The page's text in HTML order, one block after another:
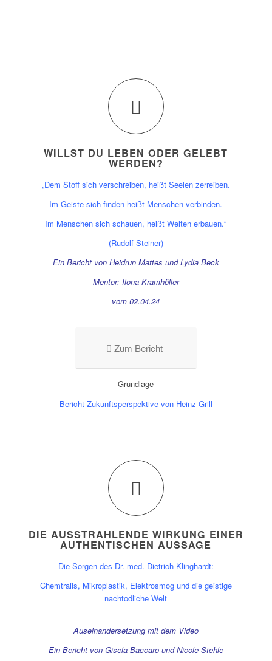
WILLST DU LEBEN ODER GELEBT
WERDEN?
„Dem Stoff sich verschreiben, heißt Seelen zerreiben.
Im Geiste sich finden heißt Menschen verbinden.
Im Menschen sich schauen, heißt Welten erbauen.“
(Rudolf Steiner)
Ein Bericht von Heidrun Mattes und Lydia Beck
Mentor: Ilona Kramhöller
vom 02.04.24
Zum Bericht
Grundlage
Bericht Zukunftsperspektive von Heinz Grill
DIE AUSSTRAHLENDE WIRKUNG EINER
AUTHENTISCHEN AUSSAGE
Die Sorgen des Dr. med. Dietrich Klinghardt:
Chemtrails, Mikroplastik, Elektrosmog und die geistige
nachtodliche Welt
Auseinandersetzung mit dem Video
Ein Bericht von Gisela Baccaro und Nicole Stehle